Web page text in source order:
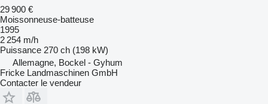
29 900 €
Moissonneuse-batteuse
1995
2 254 m/h
Puissance 270 ch (198 kW)
Allemagne, Bockel - Gyhum
Fricke Landmaschinen GmbH
Contacter le vendeur